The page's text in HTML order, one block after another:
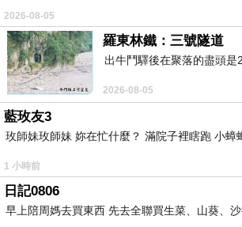
洗護推薦｜
目錄
皙透肌胺基酸溫和潔顏慕絲
皙透肌胺基酸溫和潔顏慕絲
皙透肌胺基酸整肌保濕化妝
皙透肌胺基酸整肌保濕化妝
皙透肌全效清透保濕防曬隔
2026-08-05
羅東林鐵：三號隧道
出牛鬥驛後在聚落的盡頭
2026-08-05
藍玫友3
玫師妹玫師妹 妳在忙什麼？ 滿院子裡瞎跑 小
1 小時前
日記0806
早上陪周媽去買東西 先去全聯買生菜、山葵、